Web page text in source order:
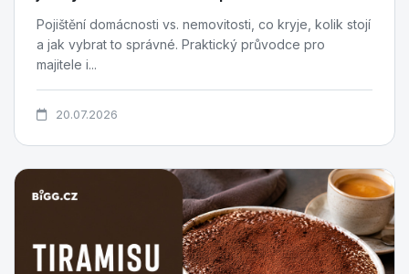
Pojištění domácnosti vs. nemovitosti, co kryje, kolik stojí
a jak vybrat to správné. Praktický průvodce pro
majitele i...
20.07.2026